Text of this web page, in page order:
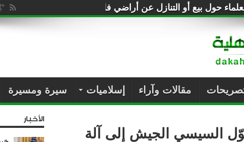
حول بيع أو التنازل عن أراضي فلسطين للصهاينة
مقالات وآراء إسلاميات سيرة ومسيرة
السيسي الجيش إلى آلة
الأخبار